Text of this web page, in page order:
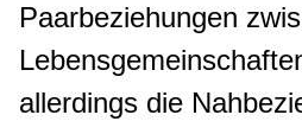
Paarbeziehungen
allerdings die